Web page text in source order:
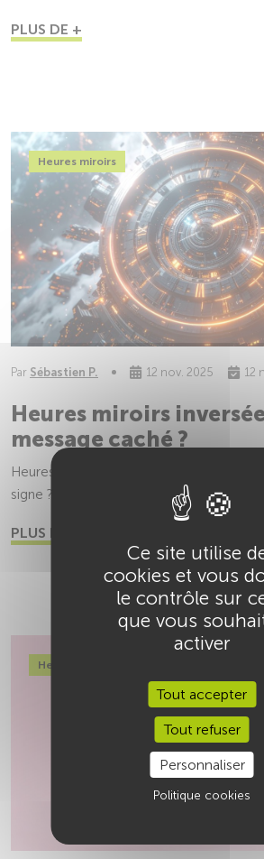
PLUS DE +
Heures miroirs
Par Sébastien P. 12 nov. 2025 12
Heures miroirs
message caché ?
Heures miroirs inversées : reflet
signe ? Elles invitent surtout à
PLUS DE +
Heures miroirs
Ce site utilise
cookies et vous
le contrôle sur
que vous
activer
Tout accepter
Tout refuser
Personnaliser
Politique cookies